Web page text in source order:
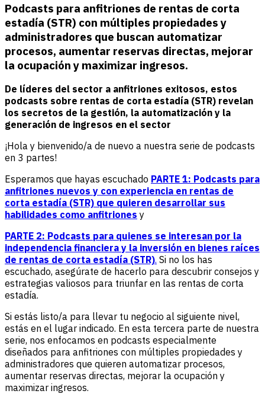
Podcasts para anfitriones de rentas de corta
estadía (STR) con múltiples propiedades y
administradores que buscan automatizar
procesos, aumentar reservas directas, mejorar
la ocupación y maximizar ingresos.
De líderes del sector a anfitriones exitosos, estos
podcasts sobre rentas de corta estadía (STR) revelan
los secretos de la gestión, la automatización y la
generación de ingresos en el sector
¡Hola y bienvenido/a de nuevo a nuestra serie de podcasts
en 3 partes!
Esperamos que hayas escuchado PARTE 1: Podcasts para
anfitriones nuevos y con experiencia en rentas de
corta estadía (STR) que quieren desarrollar sus
habilidades como anfitriones y
PARTE 2: Podcasts para quienes se interesan por la
independencia financiera y la inversión en bienes raíces
de rentas de corta estadía (STR). Si no los has
escuchado, asegúrate de hacerlo para descubrir consejos y
estrategias valiosos para triunfar en las rentas de corta
estadía.
Si estás listo/a para llevar tu negocio al siguiente nivel,
estás en el lugar indicado. En esta tercera parte de nuestra
serie, nos enfocamos en podcasts especialmente
diseñados para anfitriones con múltiples propiedades y
administradores que quieren automatizar procesos,
aumentar reservas directas, mejorar la ocupación y
maximizar ingresos.